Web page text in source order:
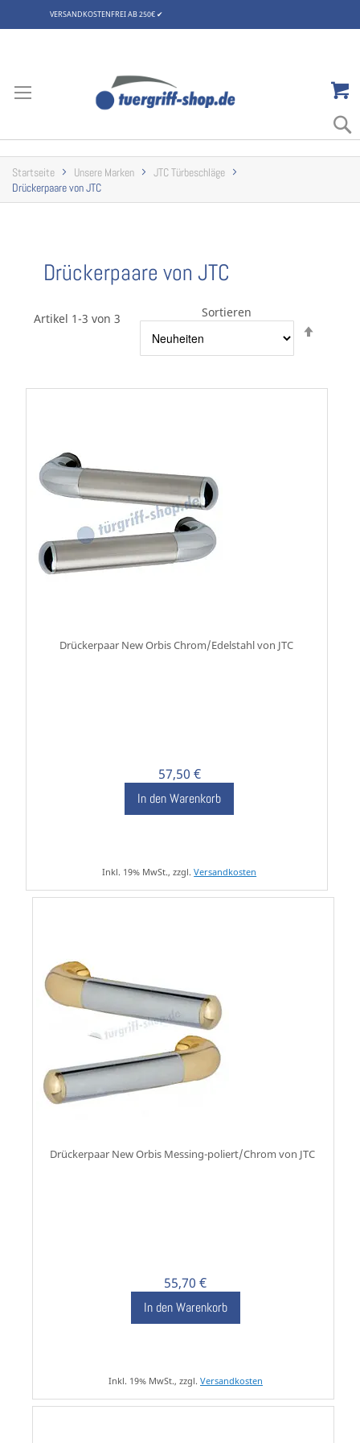
VERSANDKOSTENFREI AB 250€ ✔
springen
Startseite Unsere Marken
JTC Türbeschläge
Drückerpaare von JTC
Drückerpaare von JTC
Artikel 1-3 von 3
Sortieren
Drückerpaar New Orbis Chrom/Edelstahl von JTC
57,50 €
In den Warenkorb
Inkl. 19% MwSt., zzgl.Versandkosten
Drückerpaar New Orbis Messing-poliert/Chrom von JTC
55,70 €
In den Warenkorb
Inkl. 19% MwSt., zzgl. Versandkosten